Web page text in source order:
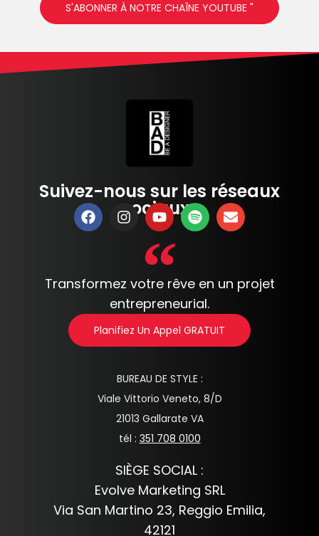
S'ABONNER À NOTRE CHAÎNE YOUTUBE "
Suivez-nous sur les réseaux
sociaux :
Transformez votre rêve en un projet
entrepreneurial.
Planifiez Un Appel GRATUIT
BUREAU DE STYLE :
Viale Vittorio Veneto, 8/D
21013 Gallarate VA
tél : 351 708 0100
SIÈGE SOCIAL :
Evolve Marketing SRL
Via San Martino 23, Reggio Emilia,
42121